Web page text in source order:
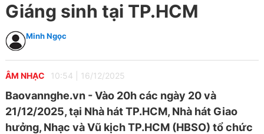
Giáng sinh tại TP.HCM
Minh Ngọc
ÂM NHẠC 10:54 16/12/2025
Baovannghe.vn - Vào 20h các ngày 20 và
21/12/2025, tại Nhà hát TP.HCM, Nhà hát Giao
hưởng, Nhạc và Vũ kịch TP.HCM (HBSO) tổ chức